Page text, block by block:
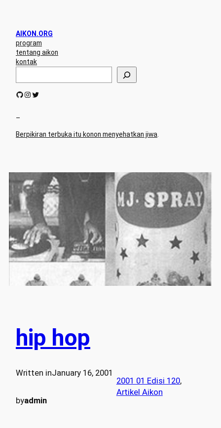
AIKON.ORG
program
tentang aikon
kontak
r
h
GitHub Instagram Twitter
–
Berpikiran terbuka itu konon menyehatkan jiwa
hip hop
Written inJanuary 16, 2001
byadmin
2001 01 Edisi 120,
Artikel Aikon